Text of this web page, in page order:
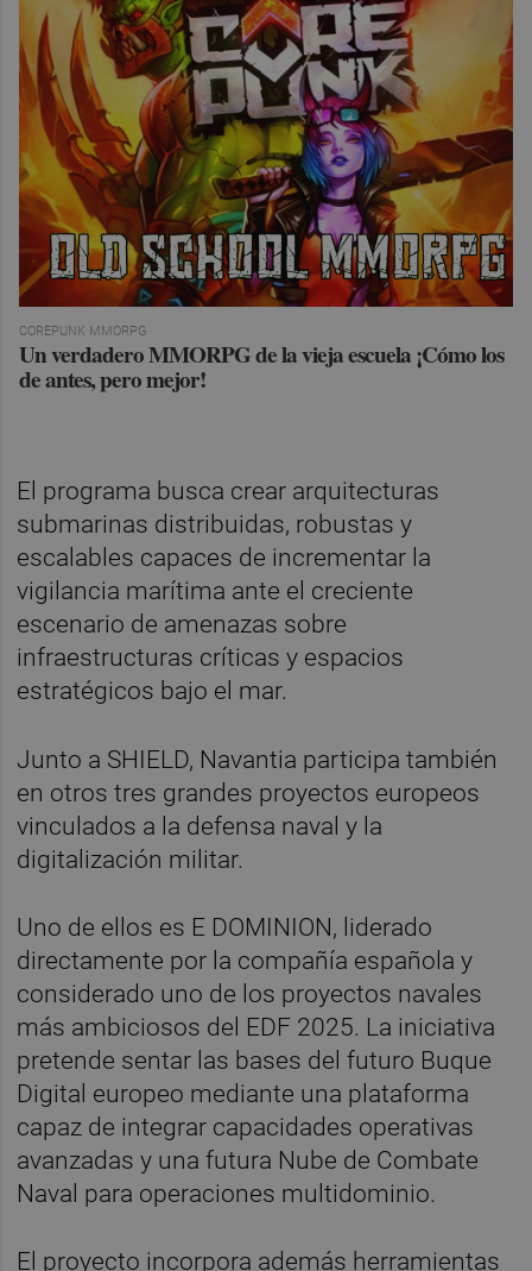
COREPUNK MMORPG
Un verdadero MMORPG de la vieja escuela ¡Cómo los
de antes, pero mejor!
El programa busca crear arquitecturas
submarinas distribuidas, robustas y
escalables capaces de incrementar la
vigilancia marítima ante el creciente
escenario de amenazas sobre
infraestructuras críticas y espacios
estratégicos bajo el mar.
Junto a SHIELD, Navantia participa también
en otros tres grandes proyectos europeos
vinculados a la defensa naval y la
digitalización militar.
Uno de ellos es E DOMINION, liderado
directamente por la compañía española y
considerado uno de los proyectos navales
más ambiciosos del EDF 2025. La iniciativa
pretende sentar las bases del futuro Buque
Digital europeo mediante una plataforma
capaz de integrar capacidades operativas
avanzadas y una futura Nube de Combate
Naval para operaciones multidominio.
El proyecto incorpora además herramientas